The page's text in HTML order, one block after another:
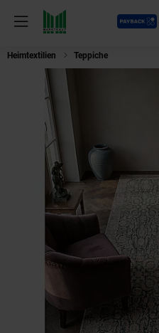
Menü
Payback
Heimtextilien Teppiche